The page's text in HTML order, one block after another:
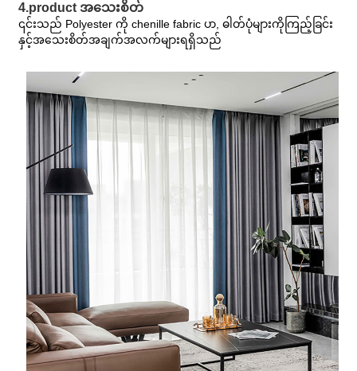
4.product အသေးစိတ်
၎င်းသည် Polyester ကို chenille fabric ပာ, ဓါတ်ပုံများကိုကြည့်ခြင်း
နှင့်အသေးစိတ်အချက်အလက်များရရှိသည်